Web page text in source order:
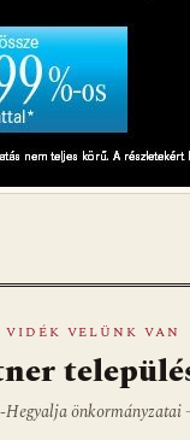
VIDÉK VELÜNK VAN
Hegyalja